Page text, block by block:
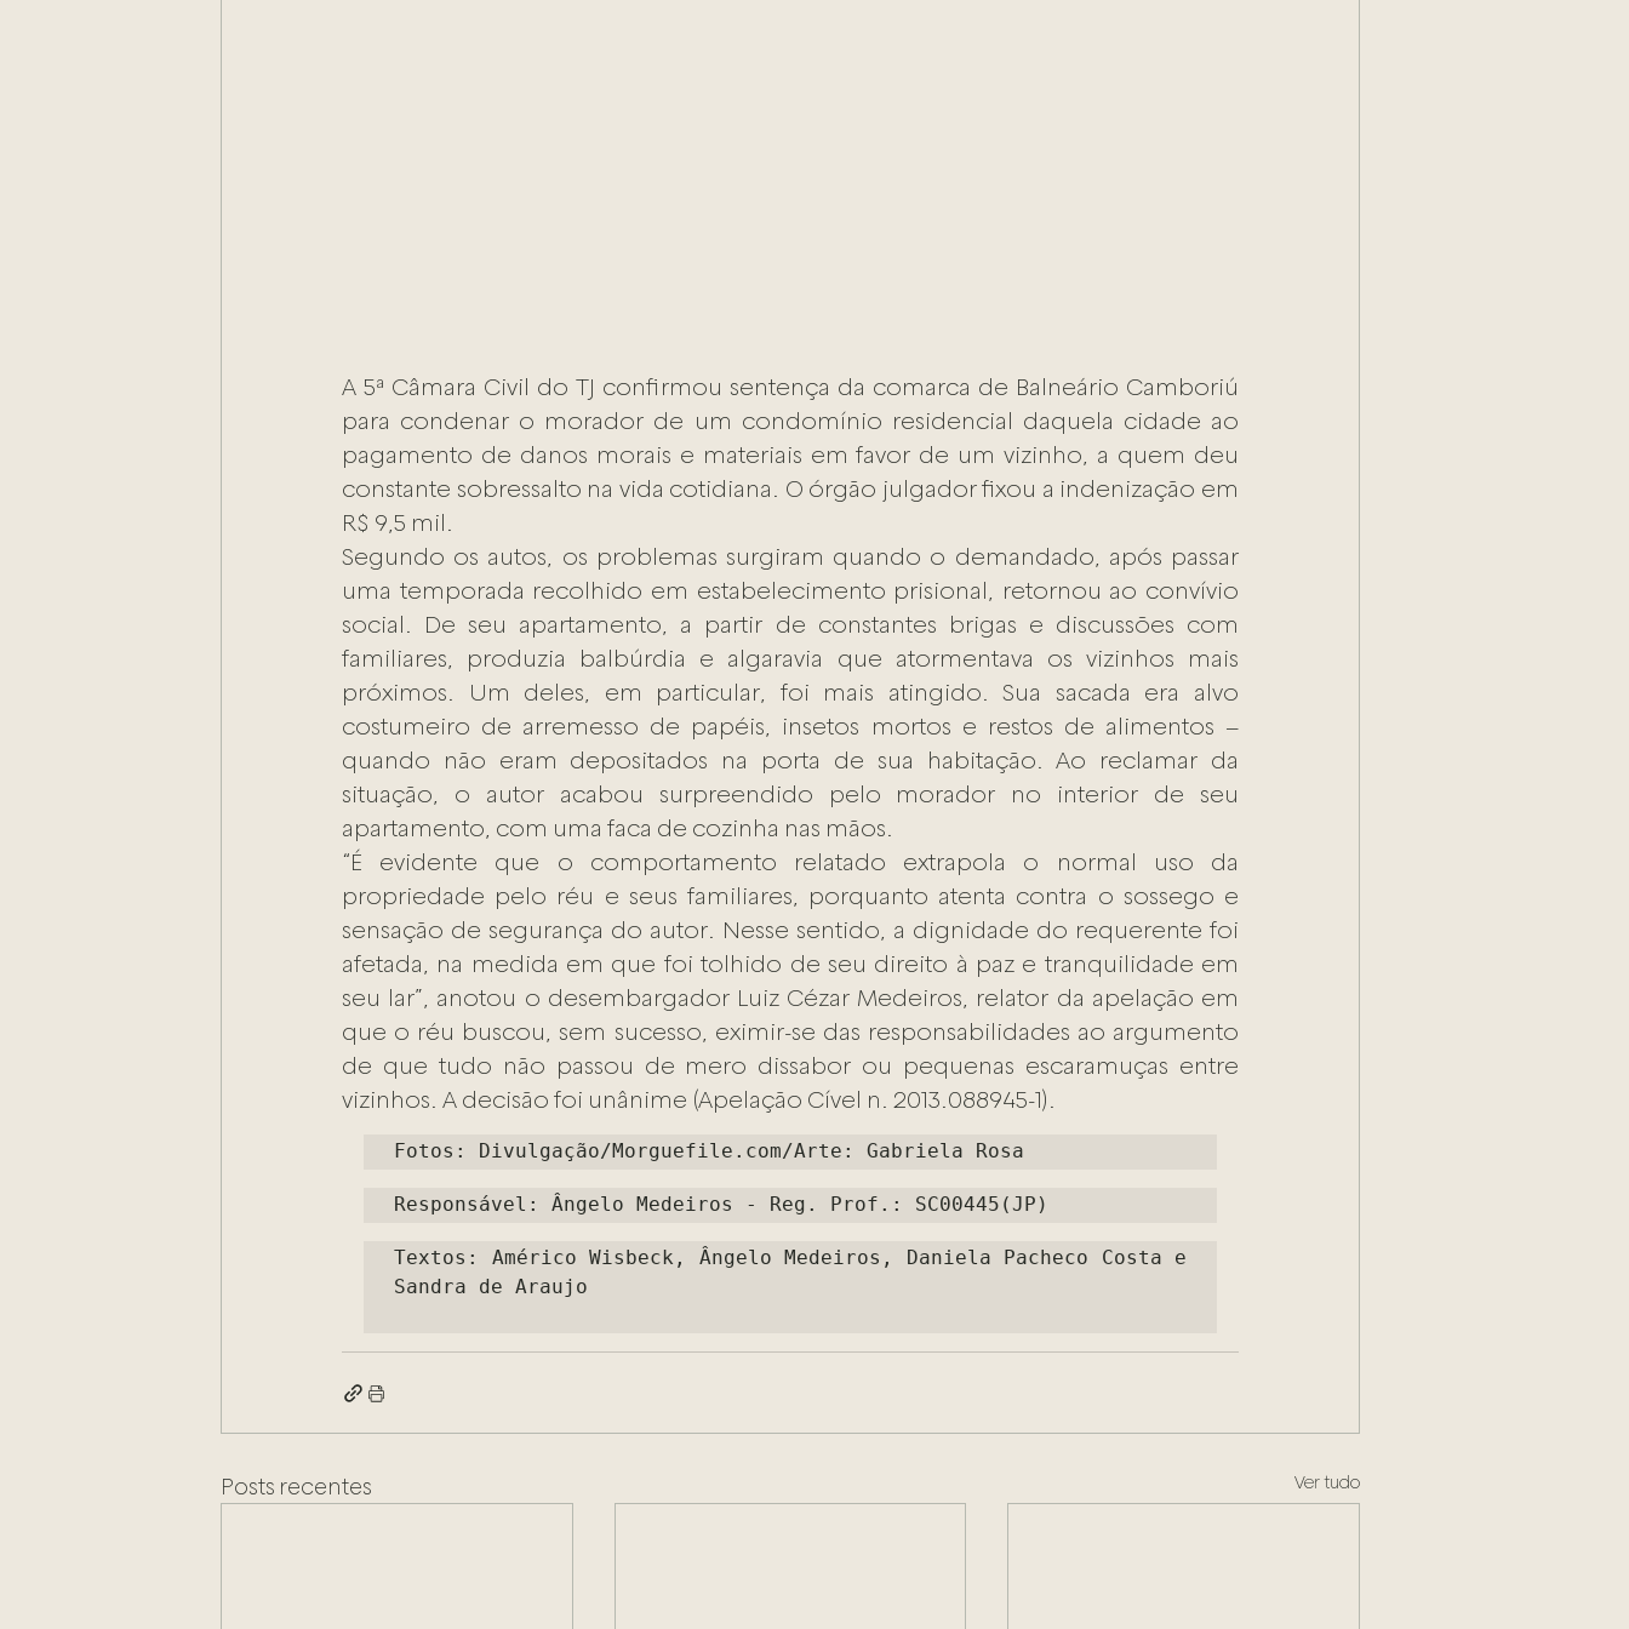
A 5ª Câmara Civil do TJ confirmou sentença da comarca de Balneário Camboriú
para condenar o morador de um condomínio residencial daquela cidade ao
pagamento de danos morais e materiais em favor de um vizinho, a quem deu
constante sobressalto na vida cotidiana. O órgão julgador fixou a indenização em
R$ 9,5 mil.
Segundo os autos, os problemas surgiram quando o demandado, após passar
uma temporada recolhido em estabelecimento prisional, retornou ao convívio
social. De seu apartamento, a partir de constantes brigas e discussões com
familiares, produzia balbúrdia e algaravia que atormentava os vizinhos mais
próximos. Um deles, em particular, foi mais atingido. Sua sacada era alvo
costumeiro de arremesso de papéis, insetos mortos e restos de alimentos –
quando não eram depositados na porta de sua habitação. Ao reclamar da
situação, o autor acabou surpreendido pelo morador no interior de seu
apartamento, com uma faca de cozinha nas mãos.
“É evidente que o comportamento relatado extrapola o normal uso da
propriedade pelo réu e seus familiares, porquanto atenta contra o sossego e
sensação de segurança do autor. Nesse sentido, a dignidade do requerente foi
afetada, na medida em que foi tolhido de seu direito à paz e tranquilidade em
seu lar”, anotou o desembargador Luiz Cézar Medeiros, relator da apelação em
que o réu buscou, sem sucesso, eximir-se das responsabilidades ao argumento
de que tudo não passou de mero dissabor ou pequenas escaramuças entre
vizinhos. A decisão foi unânime (Apelação Cível n. 2013.088945-1).
Fotos: Divulgação/Morguefile.com/Arte: Gabriela Rosa
Responsável: Ângelo Medeiros - Reg. Prof.: SC00445(JP)
Textos: Américo Wisbeck, Ângelo Medeiros, Daniela Pacheco Costa e
Sandra de Araujo
Posts recentes Ver tudo